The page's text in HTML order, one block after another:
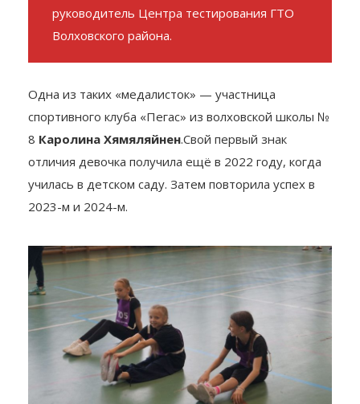
руководитель Центра тестирования ГТО
Волховского района.
Одна из таких «медалисток» — участница
спортивного клуба «Пегас» из волховской школы №
8 Каролина Хямяляйнен.Свой первый знак
отличия девочка получила ещё в 2022 году, когда
училась в детском саду. Затем повторила успех в
2023-м и 2024-м.